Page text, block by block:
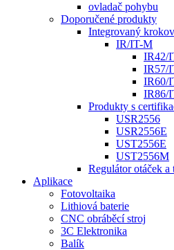
ovladač pohybu
Doporučené produkty
Integrovaný
IR/IT-M
IR42/
IR57/
IR60/
IR86/
Produkty s
USR2556
USR2556E
UST2556E
UST2556M
Regulátor otáček a
Aplikace
Fotovoltaika
Lithiová baterie
CNC obráběcí stroj
3C Elektronika
Balík